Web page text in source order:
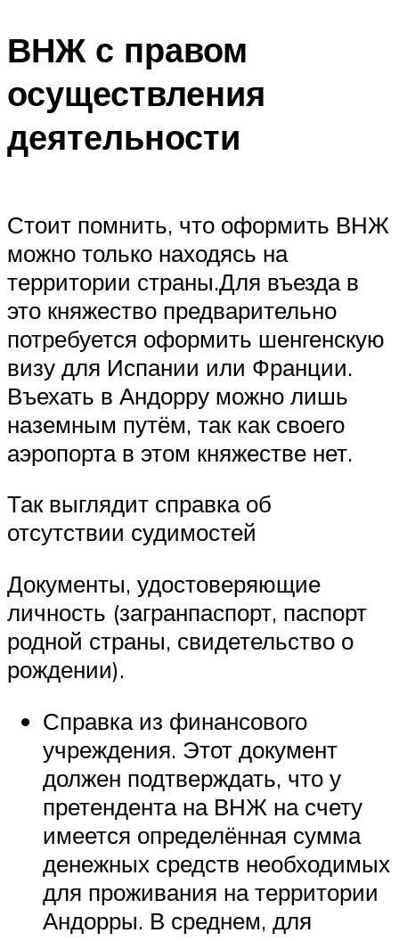
ВНЖ с правом
осуществления
деятельности
Стоит помнить, что оформить ВНЖ
можно только находясь на
территории страны.Для въезда в
это княжество предварительно
потребуется оформить шенгенскую
визу для Испании или Франции.
Въехать в Андорру можно лишь
наземным путём, так как своего
аэропорта в этом княжестве нет.
Так выглядит справка об
отсутствии судимостей
Документы, удостоверяющие
личность (загранпаспорт, паспорт
родной страны, свидетельство о
рождении).
Справка из финансового
учреждения. Этот документ
должен подтверждать, что у
претендента на ВНЖ на счету
имеется определённая сумма
денежных средств необходимых
для проживания на территории
Андорры. В среднем, для